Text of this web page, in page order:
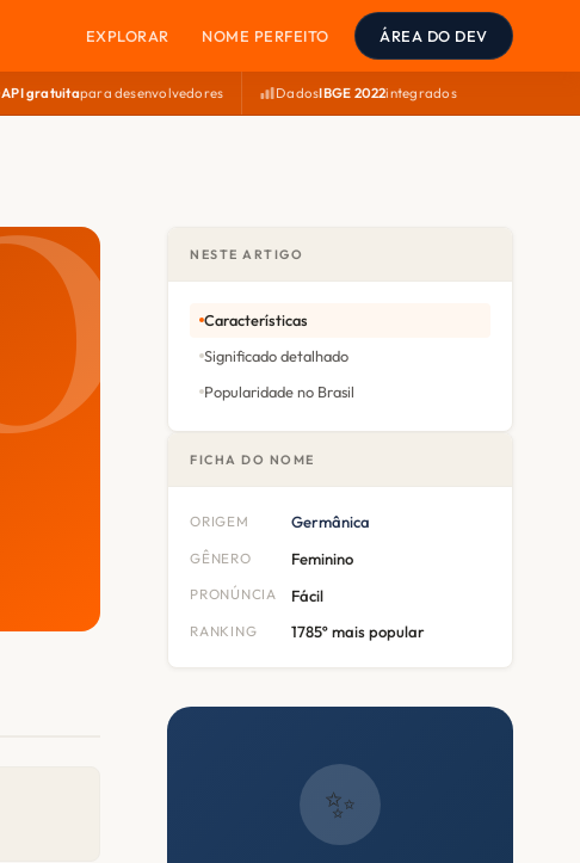
EXPLORAR NOME PERFEITO ÁREA DO DEV
API gratuitapara desenvolvedores DadosIBGE 2022integrados
NESTE ARTIGO
Características
Significado detalhado
Popularidade no Brasil
FICHA DO NOME
ORIGEM Germânica
GÊNERO Feminino
PRONÚNCIA Fácil
RANKING 1785º mais popular
✨